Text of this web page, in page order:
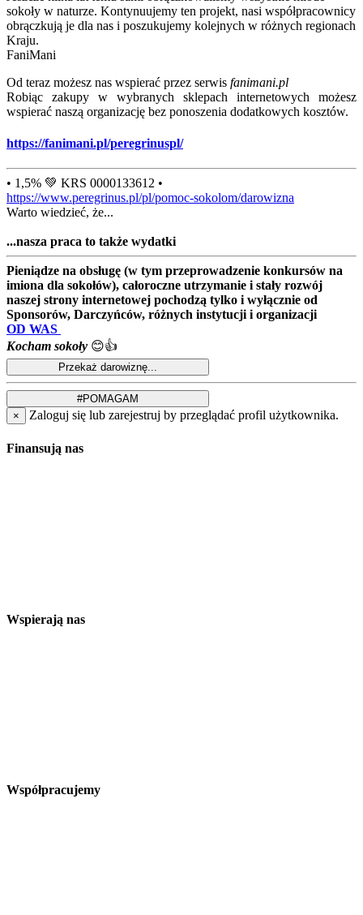
sokoły w naturze. Kontynuujemy ten projekt, nasi współpracownicy
obrączkują je dla nas i poszukujemy kolejnych w różnych regionach
Kraju.
FaniMani
Od teraz możesz nas wspierać przez serwis fanimani.pl
Robiąc zakupy w wybranych sklepach internetowych możesz
wspierać naszą organizację bez ponoszenia dodatkowych kosztów.
https://fanimani.pl/peregrinuspl/
• 1,5% 💚 KRS 0000133612 •
https://www.peregrinus.pl/pl/pomoc-sokolom/darowizna
Warto wiedzieć, że...
...nasza praca to także wydatki
Pieniądze na obsługę (w tym przeprowadzenie konkursów na
imiona dla sokołów), całoroczne utrzymanie i stały rozwój
naszej strony internetowej pochodzą tylko i wyłącznie od
Sponsorów, Darczyńców, różnych instytucji i organizacji
OD WAS
Kocham sokoły 😊👍
× Zaloguj się lub zarejestruj by przeglądać profil użytkownika.
Finansują nas
Wspierają nas
Współpracujemy